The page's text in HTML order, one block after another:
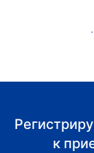
Начать
к